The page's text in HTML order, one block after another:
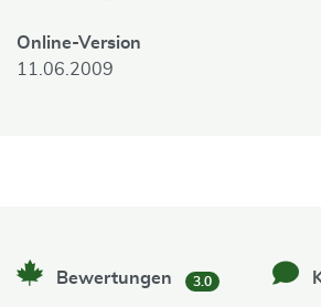
Online-Version
11.06.2009
Bewertungen 3.0